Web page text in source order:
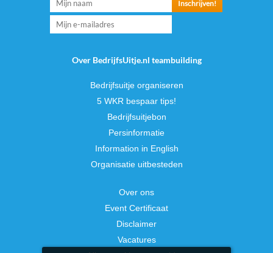
Over BedrijfsUitje.nl teambuilding
Bedrijfsuitje organiseren
5 WKR bespaar tips!
Bedrijfsuitjebon
Persinformatie
Information in English
Organisatie uitbesteden
Over ons
Event Certificaat
Disclaimer
Vacatures